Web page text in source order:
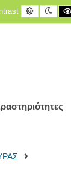
Default
contrast